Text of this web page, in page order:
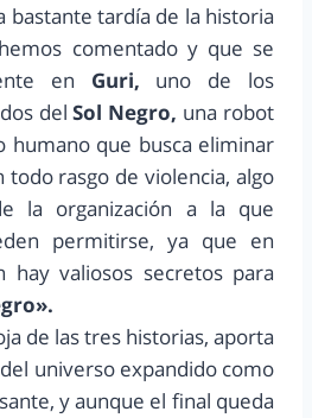
bastante tardía de la historia
comentado y que se
en Guri, uno de los
del Sol Negro, una robot
humano que busca eliminar
todo rasgo de violencia, algo
la organización a la que
permitirse, ya que en
hay valiosos secretos para
de las tres historias, aporta
universo expandido como
y aunque el final queda